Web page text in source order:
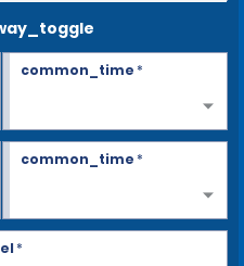
common_time*
common_time*
*